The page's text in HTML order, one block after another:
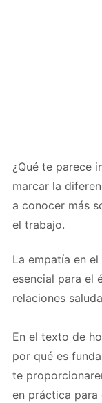
¿Qué te parece
marcar la
a conocer más
el trabajo.
La empatía en
esencial para el
relaciones
En el texto de
por qué es
te
en práctica para